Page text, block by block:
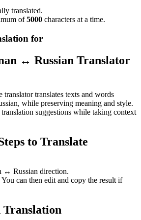
translated.
of5000 characters at a time.
for
↔ Russian Translator
translates texts and words
while preserving meaning and style.
suggestions while taking context
to Translate
↔ Russian direction.
can then edit and copy the result if
Translation